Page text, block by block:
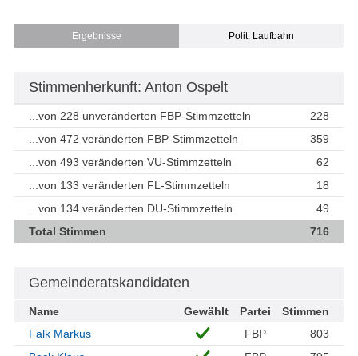
Ergebnisse Polit. Laufbahn
Stimmenherkunft: Anton Ospelt
...von 228 unveränderten FBP-Stimmzetteln
228
...von 472 veränderten FBP-Stimmzetteln
359
...von 493 veränderten VU-Stimmzetteln
62
...von 133 veränderten FL-Stimmzetteln
18
...von 134 veränderten DU-Stimmzetteln
49
Total Stimmen
716
Gemeinderatskandidaten
Name Gewählt Partei
Stimmen
Falk Markus
FBP
803